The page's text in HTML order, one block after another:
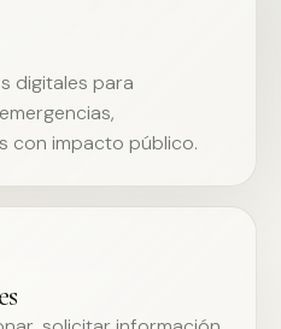
digitales para
con impacto público.